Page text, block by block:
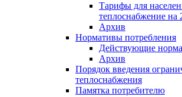
Тарифы для
теплоснабжение на
Архив
Нормативы потребления
Действующие
Архив
Порядок введения
теплоснабжения
Памятка потребителю